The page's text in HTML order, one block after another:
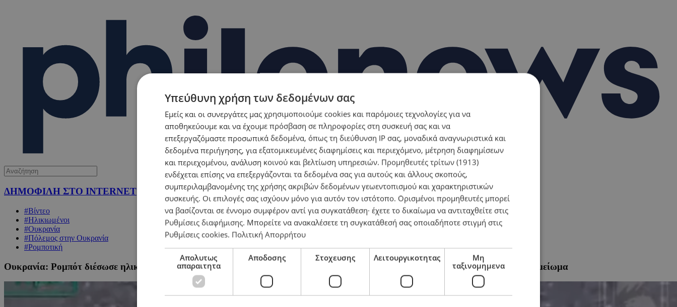
ΔΗΜΟΦΙΛΗ ΣΤΟ INTERNET
#Βίντεο
#Ηλικιωμένοι
#Ουκρανία
#Πόλεμος στην Ουκρανία
#Ρομποτική
Ουκρανία: Ρομπότ διέσωσε ηλικιωμένη από την πρώτη γραμμή του μετώπου – «Γιαγιά, κάθισε!», της έγραψαν στρατιώτες σε σημείωμα
Υπεύθυνη χρήση των δεδομένων σας
Εμείς και οι συνεργάτες μας χρησιμοποιούμε cookies και παρόμοιες τεχνολογίες για να
αποθηκεύουμε και να έχουμε πρόσβαση σε πληροφορίες στη συσκευή σας και να
επεξεργαζόμαστε προσωπικά δεδομένα, όπως τη διεύθυνση IP σας, μοναδικά αναγνωριστικά και
δεδομένα περιήγησης, για εξατομικευμένες διαφημίσεις και περιεχόμενο, μέτρηση διαφημίσεων
και περιεχομένου, ανάλυση κοινού και βελτίωση υπηρεσιών. Προμηθευτές τρίτων (1913)
ενδέχεται επίσης να επεξεργάζονται τα δεδομένα σας για αυτούς και άλλους σκοπούς,
συμπεριλαμβανομένης της χρήσης ακριβών δεδομένων γεωεντοπισμού και χαρακτηριστικών
συσκευής. Οι επιλογές σας ισχύουν μόνο για αυτόν τον ιστότοπο. Ορισμένοι προμηθευτές μπορεί
να βασίζονται σε έννομο συμφέρον αντί για συγκατάθεση· έχετε το δικαίωμα να αντιταχθείτε στις
Ρυθμίσεις διαφήμισης. Μπορείτε να ανακαλέσετε τη συγκατάθεσή σας οποιαδήποτε στιγμή στις
Ρυθμίσεις cookies. Πολιτική Απορρήτου
Απολυτως
απαραιτητα
Αποδοσης Στοχευσης Λειτουργικοτητας
Μη
ταξινομημενα